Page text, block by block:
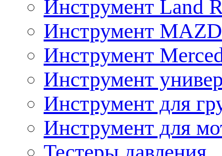
Инструмент Land
Инструмент
Инструмент
Инструмент
Инструмент для
Инструмент для